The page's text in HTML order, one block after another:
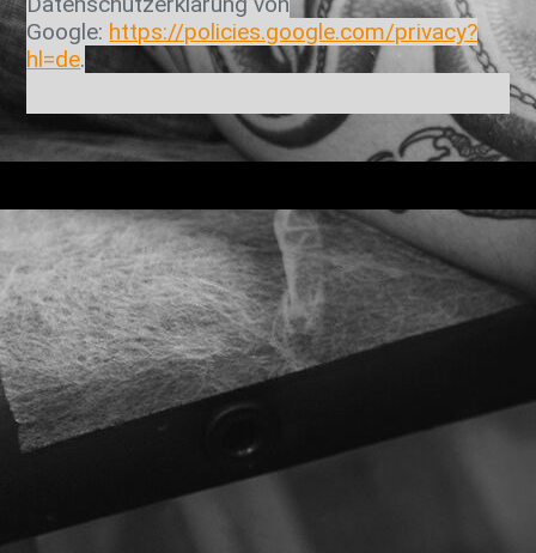
Google: https://policies.google.com/privacy?
hl=de.